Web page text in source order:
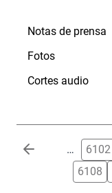
Notas de prensa
Fotos
Cortes audio
Paginación … 6102
6108